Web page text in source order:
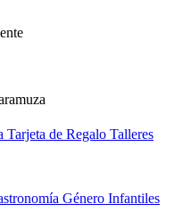
Tarjeta de Regalo Talleres
Género Infantiles